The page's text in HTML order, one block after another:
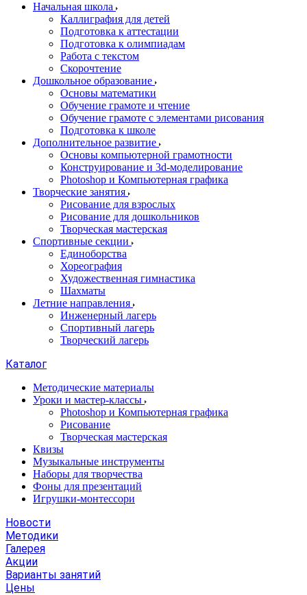
Начальная школа
Каллиграфия для детей
Подготовка к аттестации
Подготовка к олимпиадам
Работа с текстом
Скорочтение
Дошкольное образование
Основы математики
Обучение грамоте и чтение
Обучение грамоте с элементами рисования
Подготовка к школе
Дополнительное развитие
Основы компьютерной грамотности
Конструирование и 3d-моделирование
Photoshop и Компьютерная графика
Творческие занятия
Рисование для взрослых
Рисование для дошкольников
Творческая мастерская
Спортивные секции
Единоборства
Хореография
Художественная гимнастика
Шахматы
Летние направления
Инженерный лагерь
Спортивный лагерь
Творческий лагерь
Каталог
Методические материалы
Уроки и мастер-классы
Photoshop и Компьютерная графика
Рисование
Творческая мастерская
Квизы
Музыкальные инструменты
Наборы для творчества
Фоны для презентаций
Игрушки-монтессори
Новости
Методики
Галерея
Акции
Варианты занятий
Цены